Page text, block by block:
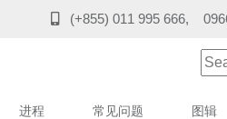
(+855) 011 995 666,
进程 常见问题 图辑